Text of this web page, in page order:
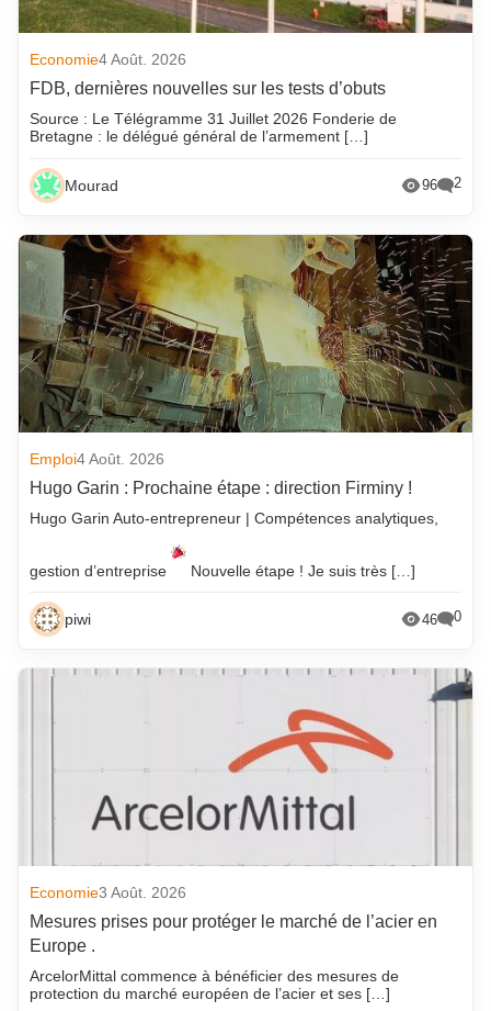
Economie4 Août. 2026
FDB, dernières nouvelles sur les tests d’obuts
Source : Le Télégramme 31 Juillet 2026 Fonderie de
Bretagne : le délégué général de l’armement […]
Mourad 96 2
Emploi4 Août. 2026
Hugo Garin : Prochaine étape : direction Firminy !
Hugo Garin Auto-entrepreneur | Compétences analytiques,
gestion d’entreprise Nouvelle étape ! Je suis très […]
piwi 46 0
Economie3 Août. 2026
Mesures prises pour protéger le marché de l’acier en
Europe .
ArcelorMittal commence à bénéficier des mesures de
protection du marché européen de l’acier et ses […]